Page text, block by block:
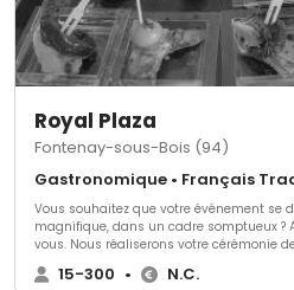
Royal Plaza
Fontenay-sous-Bois (94)
Gastronomique • Français
Vous souhaitez que votre événement se
magnifique, dans un cadre somptueux ?
vous. Nous réaliserons votre cérémonie
d'entreprise, formidable et mémorable,
souviendront pendant de nombreuses
15-300 • N.C.